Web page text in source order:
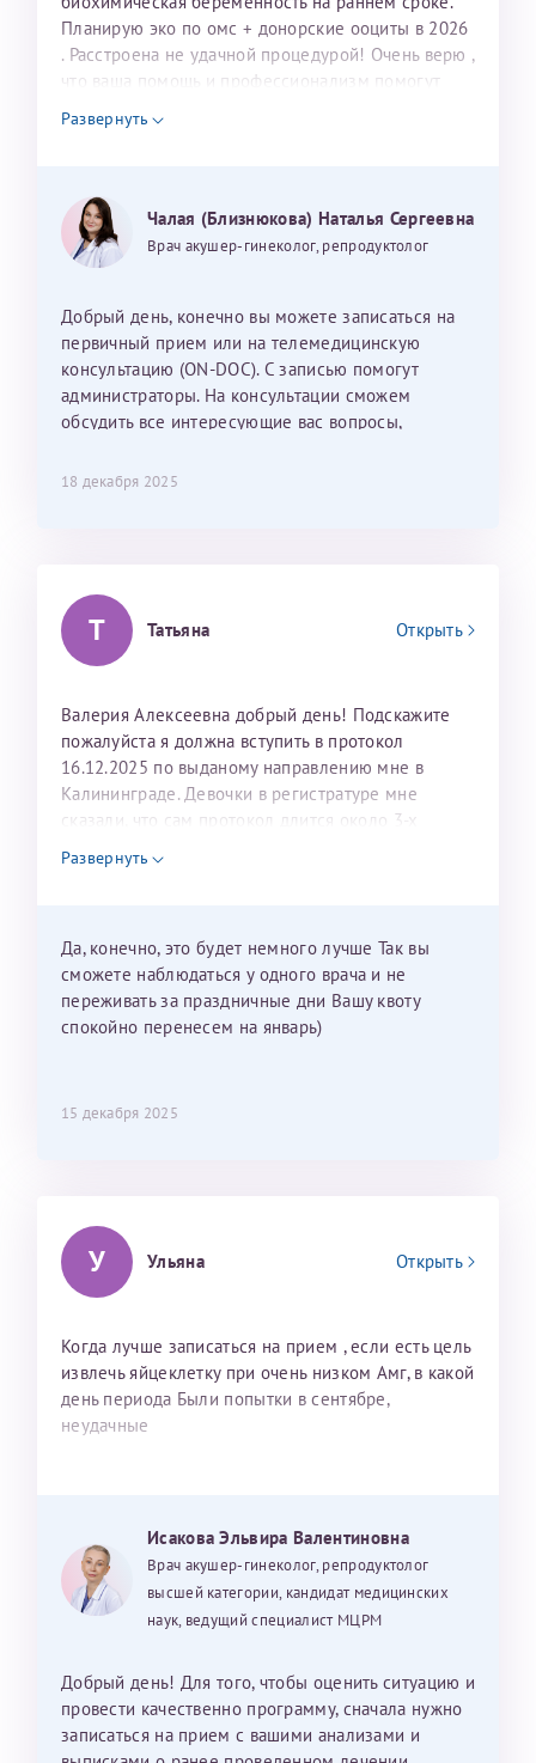
ребёнком, и конечно же только к Ринату
Рафаильевичу, нашему волшебнику, без каких либо
сомнений.
Темирбулатов Ринат Рафаилевич
26 июля 2026
Планирую эко по омс + донорские ооциты в 2026
. Расстроена не удачной процедурой! Очень верю ,
что ваша помощь и профессионализм помогут
нам в нашей мечте о малыше! Обращаюсь к вам
потому, что вы помогли моей родной сестре стать
Могу ли я записаться к вам и обсудить
дальнейшие действия для программы эко
Развернуть
Чалая (Близнюкова) Наталья Сергеевна
Врач акушер-гинеколог, репродуктолог
Добрый день, конечно вы можете записаться на
первичный прием или на телемедицинскую
консультацию (ON-DOC). С записью помогут
администраторы. На консультации сможем
обсудить все интересующие вас вопросы,
18 декабря 2025
Т Татьяна Открыть
Валерия Алексеевна добрый день! Подскажите
пожалуйста я должна вступить в протокол
16.12.2025 по выданому направлению мне в
Калининграде. Девочки в регистратуре мне
сказали, что сам протокол длится около 3-х
недель и 3 недели я должна находится в Питере.
Можно мне новый год провести в Калининграде и
Развернуть
Да, конечно, это будет немного лучше Так вы
сможете наблюдаться у одного врача и не
переживать за праздничные дни Вашу квоту
спокойно перенесем на январь)
15 декабря 2025
У Ульяна Открыть
Когда лучше записаться на прием , если есть цель
извлечь яйцеклетку при очень низком Амг, в какой
день периода Были попытки в сентябре,
неудачные
Исакова Эльвира Валентиновна
Врач акушер-гинеколог, репродуктолог
высшей категории, кандидат медицинских
наук, ведущий специалист МЦРМ
Добрый день! Для того, чтобы оценить ситуацию и
провести качественно программу, сначала нужно
записаться на прием с вашими анализами и